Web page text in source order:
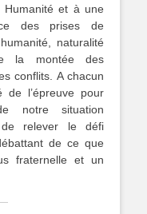
et à une
des prises de
naturalité
la montée des
conflits. A chacun
de l’épreuve pour
notre situation
de relever le défi
de ce que
fraternelle et un